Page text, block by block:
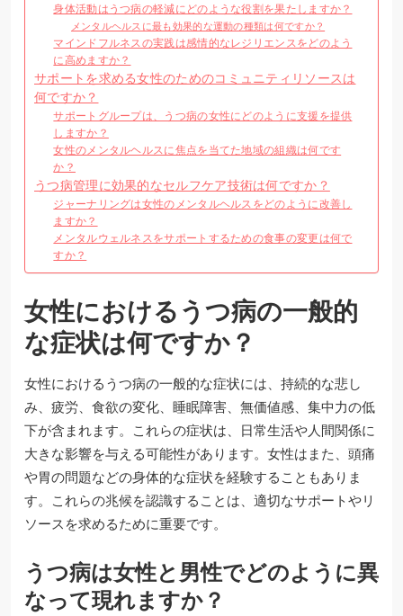
身体活動はうつ病の軽減にどのような役割を果たしますか？
メンタルヘルスに最も効果的な運動の種類は何ですか？
マインドフルネスの実践は感情的なレジリエンスをどのよう
に高めますか？
サポートを求める女性のためのコミュニティリソースは
何ですか？
サポートグループは、うつ病の女性にどのように支援を提供
しますか？
女性のメンタルヘルスに焦点を当てた地域の組織は何です
か？
うつ病管理に効果的なセルフケア技術は何ですか？
ジャーナリングは女性のメンタルヘルスをどのように改善し
ますか？
メンタルウェルネスをサポートするための食事の変更は何で
すか？
女性におけるうつ病の一般的
な症状は何ですか？
女性におけるうつ病の一般的な症状には、持続的な悲し
み、疲労、食欲の変化、睡眠障害、無価値感、集中力の低
下が含まれます。これらの症状は、日常生活や人間関係に
大きな影響を与える可能性があります。女性はまた、頭痛
や胃の問題などの身体的な症状を経験することもありま
す。これらの兆候を認識することは、適切なサポートやリ
ソースを求めるために重要です。
うつ病は女性と男性でどのように異
なって現れますか？